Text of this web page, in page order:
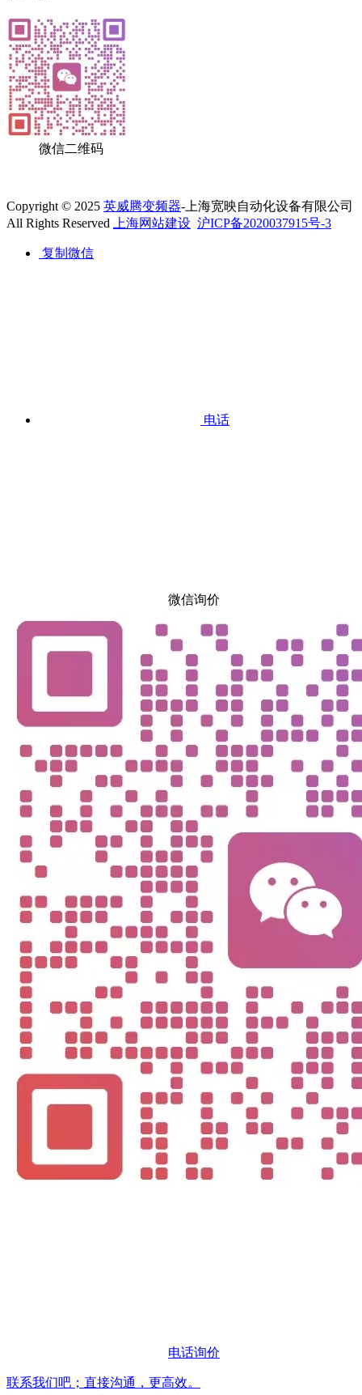
微信二维码
Copyright © 2025 英威腾变频器-上海宽映自动化设备有限公司
All Rights Reserved
上海网站建设 沪ICP备2020037915号-3
复制微信
电话
微信询价
电话询价
联系我们吧；直接沟通，更高效。